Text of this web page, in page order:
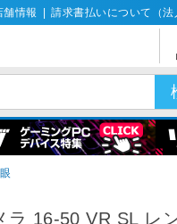
舗情報 請求書払いについて（法
16-50 VR SL レ